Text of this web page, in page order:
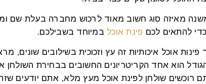
מאיזה סוג חשוב מאוד לרכוש מחברה בעלת שם
להתאים לכם פינת אוכל במיוחד בשבילכם.
פינות אוכל איכותיות זה עץ וזכוכית בשילובים שונים,
הגודל הוא אחד הקריטריונים החשובים בבחירת
רוכשים שולחן לפינת אוכל מעץ מלא, אתם יודעים